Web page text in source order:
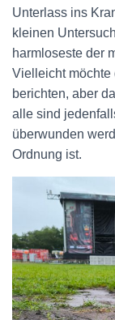
Unterlass ins
kleinen
harmloseste der
Vielleicht möchte
berichten, aber
alle sind
überwunden
Ordnung ist.